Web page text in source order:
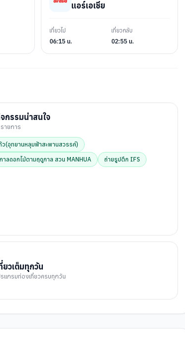
แอร์เอเชีย
เที่ยวไป
06:15 น.
เที่ยวกลับ
02:55 น.
กรรมน่าสนใจ
รายการ
(อุทยานหลุมฟ้าสะพานสวรรค์)
าลดอกไม้ตามฤดูกาล สวน MANHUA
ถ่ายรูปตึก IFS
ยวเต็มทุกวัน
รแกรมท่องเที่ยวครบทุกวัน